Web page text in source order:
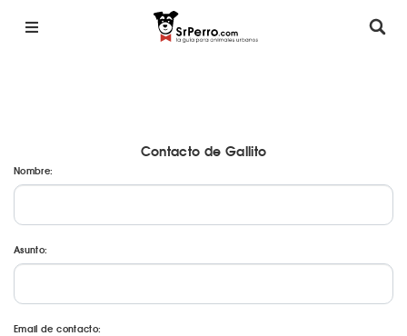
Contacto de Gallito
Nombre:
Asunto:
Email de contacto: